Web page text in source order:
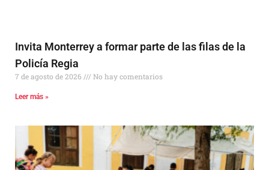
Invita Monterrey a formar parte de las filas de la
Policía Regia
7 de agosto de 2026 No hay comentarios
Leer más »